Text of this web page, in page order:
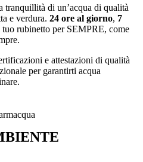
tranquillità di un’acqua di qualità
e verdura. 24 ore al giorno, 7
tuo rubinetto per SEMPRE, come
e attestazioni di qualità
per garantirti acqua